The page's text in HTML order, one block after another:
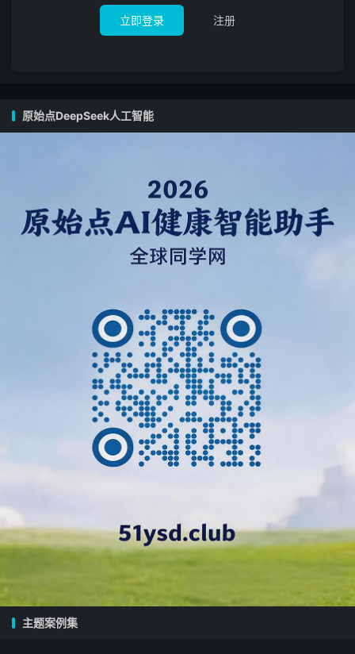
- 自己原始点先用起来吧
- 不是调理营！不是给人治病的医院
#### **3. 互助共修** 🤝
- 新人帮新人，互相按推
### 📍 **生活营地点**
#### **1. 浙江仙居生活营**
- **负责人**：阿军、圆梦
#### **2. 河北沧州生活营**
- **负责人**：明白大哥、雷文娟
- **模式**：城乡结合模式
立即登录 注册
原始点DeepSeek人工智能
主题案例集